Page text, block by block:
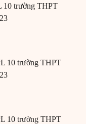
10 trường THPT
10 trường THPT
10 trường THPT